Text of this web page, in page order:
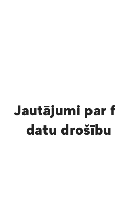
Jautājumi par
datu